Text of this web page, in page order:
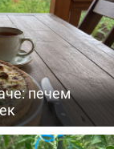
печем